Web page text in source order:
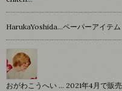
HarukaYoshida…ペーパーアイテム
おがわこうへい … 2021年4月で販売